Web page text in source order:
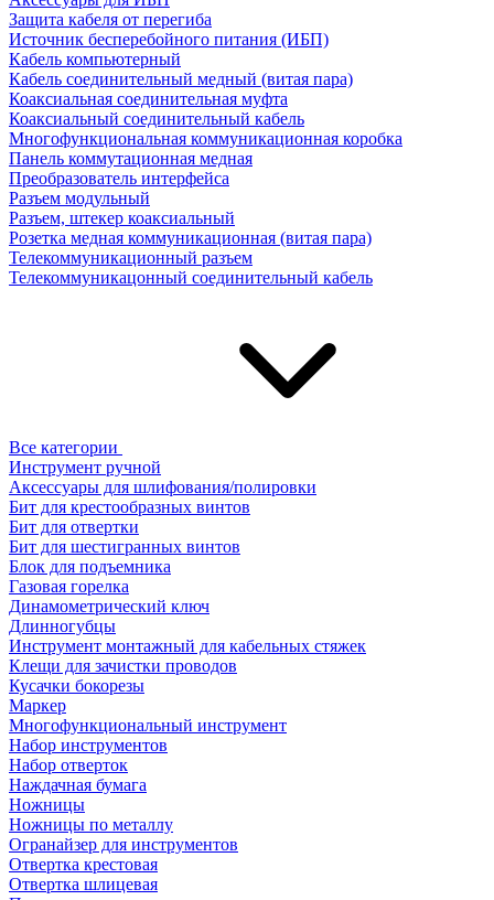
Защита кабеля от перегиба
Источник бесперебойного питания (ИБП)
Кабель компьютерный
Кабель соединительный медный (витая пара)
Коаксиальная соединительная муфта
Коаксиальный соединительный кабель
Многофункциональная коммуникационная коробка
Панель коммутационная медная
Преобразователь интерфейса
Разъем модульный
Разъем, штекер коаксиальный
Розетка медная коммуникационная (витая пара)
Телекоммуникационный разъем
Телекоммуникацонный соединительный кабель
Все категории
Инструмент ручной
Аксессуары для шлифования/полировки
Бит для крестообразных винтов
Бит для отвертки
Бит для шестигранных винтов
Блок для подъемника
Газовая горелка
Динамометрический ключ
Длинногубцы
Инструмент монтажный для кабельных стяжек
Клещи для зачистки проводов
Кусачки бокорезы
Маркер
Многофункциональный инструмент
Набор инструментов
Набор отверток
Наждачная бумага
Ножницы
Ножницы по металлу
Огранайзер для инструментов
Отвертка крестовая
Отвертка шлицевая